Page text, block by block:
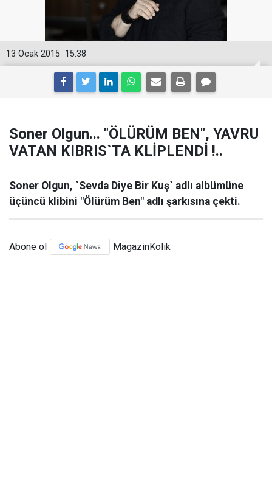
15:38
13 Ocak 2015
Soner Olgun... "ÖLÜRÜM BEN", YAVRU
VATAN KIBRIS`TA KLİPLENDİ !..
Soner Olgun, `Sevda Diye Bir Kuş` adlı albümüne
üçüncü klibini "Ölürüm Ben" adlı şarkısına çekti.
Abone ol MagazinKolik